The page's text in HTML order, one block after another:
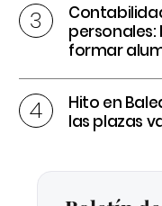
formar
Hito en
las plazas